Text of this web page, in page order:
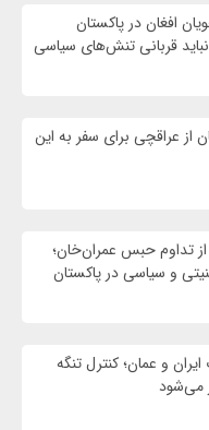
افغان در پاکستان
قربانی تنش‌های سیاسی
از عراقچی برای سفر به این
از تداوم حبس عمران‌خان؛
و سیاسی در پاکستان
و عمان؛ کنترل تنگه
می‌شود